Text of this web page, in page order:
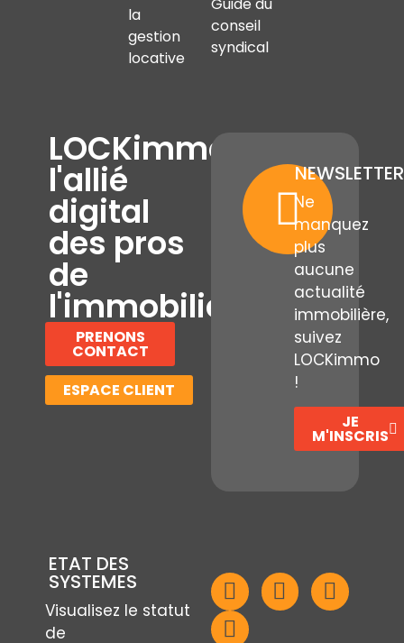
la
gestion
locative
conseil
syndical
LOCKimmo,
l'allié
digital
des pros
de
l'immobilier
PRENONS
CONTACT
ESPACE CLIENT
NEWSLETTER
Ne
manquez
plus
aucune
actualité
immobilière,
suivez
LOCKimmo
!
JE
M'INSCRIS
ETAT DES
SYSTEMES
Visualisez le statut
de